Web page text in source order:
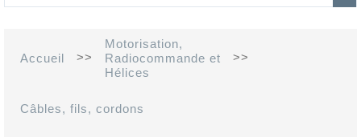
Accueil >>
Motorisation,
Radiocommande et
Hélices
>>
Câbles, fils, cordons